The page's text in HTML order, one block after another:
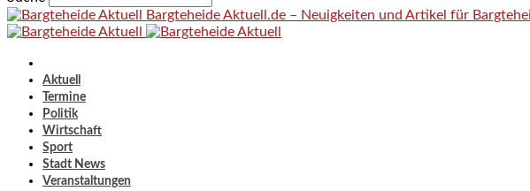
Bargteheide Aktuell.de – Neuigkeiten und Artikel für
Aktuell
Termine
Politik
Wirtschaft
Sport
Stadt News
Veranstaltungen